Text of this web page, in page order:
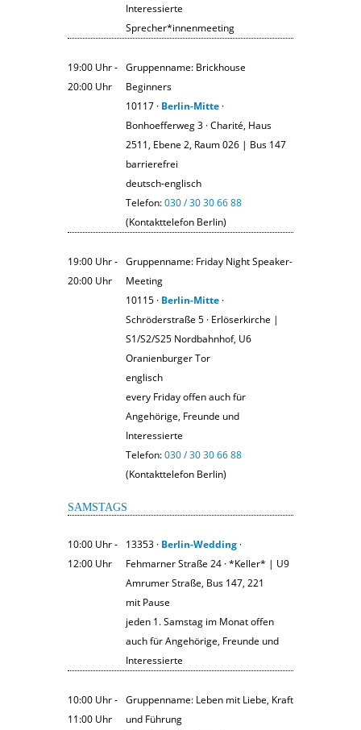
Interessierte
Sprecher*innenmeeting
19:00 Uhr ‐
20:00 Uhr
Gruppenname: Brickhouse
Beginners
10117 · Berlin-Mitte ·
Bonhoefferweg 3 · Charité, Haus
2511, Ebene 2, Raum 026 | Bus 147
barrierefrei
deutsch-englisch
Telefon:030 / 30 30 66 88
(Kontakttelefon Berlin)
19:00 Uhr ‐
20:00 Uhr
Gruppenname: Friday Night Speaker-
Meeting
10115 · Berlin-Mitte ·
Schröderstraße 5 · Erlöserkirche |
S1/S2/S25 Nordbahnhof, U6
Oranienburger Tor
englisch
every Friday offen auch für
Angehörige, Freunde und
Interessierte
Telefon:030 / 30 30 66 88
(Kontakttelefon Berlin)
SAMSTAGS
10:00 Uhr ‐
12:00 Uhr
13353 · Berlin-Wedding ·
Fehmarner Straße 24 · *Keller* | U9
Amrumer Straße, Bus 147, 221
mit Pause
jeden 1. Samstag im Monat offen
auch für Angehörige, Freunde und
Interessierte
10:00 Uhr ‐
11:00 Uhr
Gruppenname: Leben mit Liebe, Kraft
und Führung